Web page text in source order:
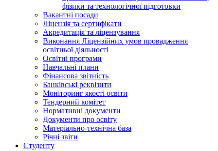
фізики та технологічної підготовки
Вакантні посади
Ліцензія та сертифікати
Акредитація та ліцензування
Виконання Ліцензійних умов провадження
освітньої діяльності
Освітні програми
Навчальні плани
Фінансова звітність
Банківські реквізити
Моніторинг якості освіти
Тендерний комітет
Нормативні документи
Документи про освіту
Матеріально-технічна база
Річні звіти
Студенту